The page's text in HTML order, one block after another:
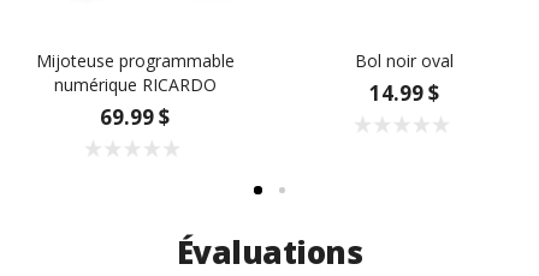
Mijoteuse programmable
numérique RICARDO
69.99 $
Bol noir oval
14.99 $
Évaluations